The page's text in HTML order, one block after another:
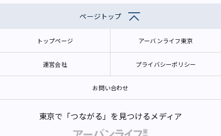
ページトップ
トップページ アーバンライフ東京
運営会社 プライバシーポリシー
お問い合わせ
東京で「つながる」を見つけるメディア